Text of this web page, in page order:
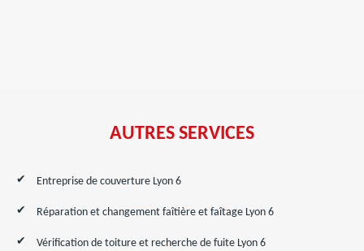
AUTRES SERVICES
Entreprise de couverture Lyon 6
Réparation et changement faîtière et faîtage Lyon 6
Vérification de toiture et recherche de fuite Lyon 6